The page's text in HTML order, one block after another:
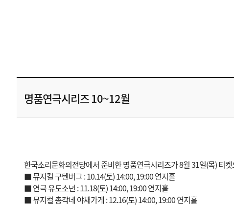
명품연극시리즈 10~12월
한국소리문화의전당에서 준비한 명품연극시리즈가 8월 31일(목) 티
■ 뮤지컬 구텐버그 : 10.14(토) 14:00, 19:00 연지홀
■ 연극 유도소년 : 11.18(토) 14:00, 19:00 연지홀
■ 뮤지컬 총각네 야채가게 : 12.16(토) 14:00, 19:00 연지홀